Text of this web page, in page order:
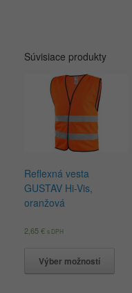
Súvisiace produkty
Reflexná vesta
GUSTAV Hi-Vis,
oranžová
2,65€ s DPH
Výber možností